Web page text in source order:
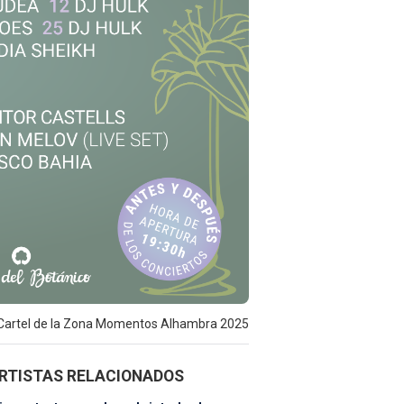
de la Zona Momentos Alhambra 2025
RELACIONADOS